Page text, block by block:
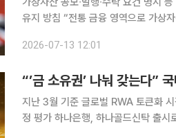
유지 방침 “전통 금융 영역으로 가상
기대된다. 브렉시트 결정 후 선
2026-07-13 12:01
“’금 소유권’ 나눠 갖는다”
지난 3월 기준 글로벌 RWA 토큰화 시
정 평가 하나은행, 하나골드신탁 출시로 금 실물신탁 서